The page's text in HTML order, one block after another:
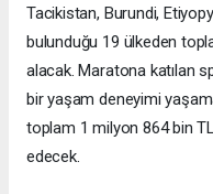
Tacikistan, Burundi,
bulunduğu 19 ülkeden
alacak. Maratona katılan
bir yaşam deneyimi
toplam 1 milyon 864 bin
edecek.